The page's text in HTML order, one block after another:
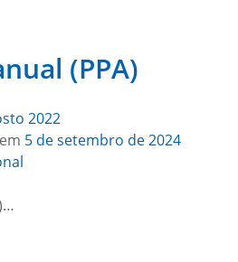
(PPA)
2022
5 de setembro de 2024